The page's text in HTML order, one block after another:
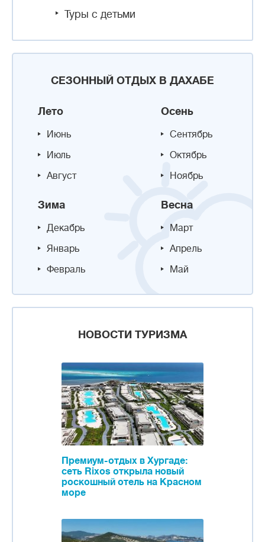
Туры с детьми
СЕЗОННЫЙ ОТДЫХ В ДАХАБЕ
Лето
Июнь
Июль
Август
Осень
Сентябрь
Октябрь
Ноябрь
Зима
Декабрь
Январь
Февраль
Весна
Март
Апрель
Май
НОВОСТИ ТУРИЗМА
Премиум-отдых в Хургаде:
сеть Rixos открыла новый
роскошный отель на Красном
море